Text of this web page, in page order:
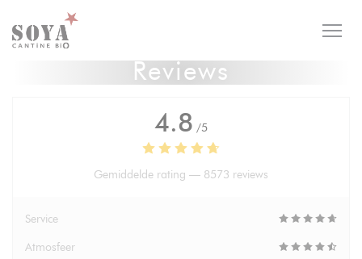
Cookies beheer paneel
Reviews
4.8 /5
Gemiddelde rating — 8573 reviews
Service
Atmosfeer